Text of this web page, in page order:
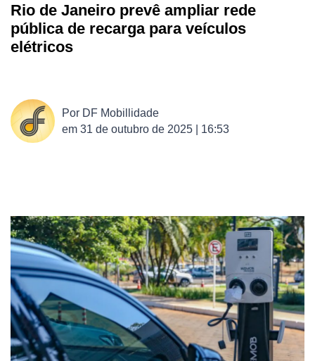
Rio de Janeiro prevê ampliar rede
pública de recarga para veículos
elétricos
Por DF Mobillidade
em 31 de outubro de 2025 | 16:53